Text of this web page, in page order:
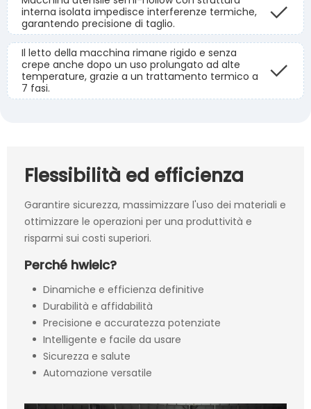
interna isolata impedisce interferenze termiche,
garantendo precisione di taglio.
Il letto della macchina rimane rigido e senza
crepe anche dopo un uso prolungato ad alte
temperature, grazie a un trattamento termico a
7 fasi.
Flessibilità ed efficienza
Garantire sicurezza, massimizzare l'uso dei materiali e
ottimizzare le operazioni per una produttività e
risparmi sui costi superiori.
Perché hwieic?
Dinamiche e efficienza definitive
Durabilità e affidabilità
Precisione e accuratezza potenziate
Intelligente e facile da usare
Sicurezza e salute
Automazione versatile